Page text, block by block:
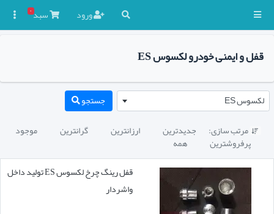
ورود سبد۰
قفل و ایمنی خودرو لکسوس ES
لکسوس ES جستجو
 مرتب سازی: جدیدترین ارزانترین گرانترین موجود
پرفروشترین
همه
قفل رینگ چرخ لکسوس ES تولید داخل
واشردار